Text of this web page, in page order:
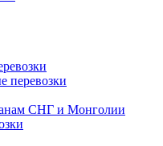
перевозки
СНГ и Монголии